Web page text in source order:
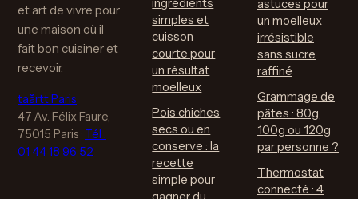
et art de vivre pour
une maison où il
fait bon cuisiner et
recevoir.
taårtt Paris
47 Av. Félix Faure,
75015 Paris · Tél :
01 44 18 96 52
ingrédients
simples et
cuisson
courte pour
un résultat
moelleux
Pois chiches
secs ou en
conserve : la
recette
simple pour
astuces pour
un moelleux
irrésistible
sans sucre
raffiné
Grammage de
pâtes : 80g,
100g ou 120g
par personne ?
Thermostat
connecté : 4